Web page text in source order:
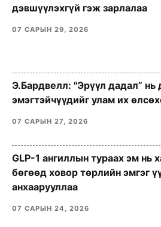
дэвшүүлэхгүй гэж зарлалаа
07 САРЫН 29, 2026
Э.Бардвелл: "Эрүүл дадал” нь
эмэгтэйчүүдийг улам их
07 САРЫН 27, 2026
GLP-1 ангиллын тураах эм нь
бөгөөд ховор төрлийн эмгэг
анхаарууллаа
07 САРЫН 24, 2026